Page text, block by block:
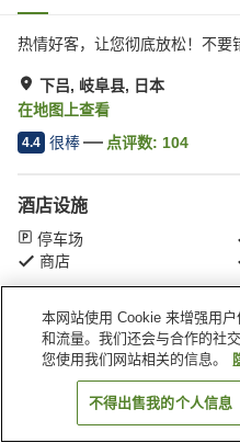
热情好客，让您彻底放松！不要
下吕, 岐阜县, 日本
在地图上查看
4.4 很棒 点评数: 104
酒店设施
停车场
商店
首页 日本 岐阜县 下吕
搜
本网站使用 Cookie 来增强用
和流量。我们还会与合作的社
您使用我们网站相关的信息。
不得出售我的个人信息